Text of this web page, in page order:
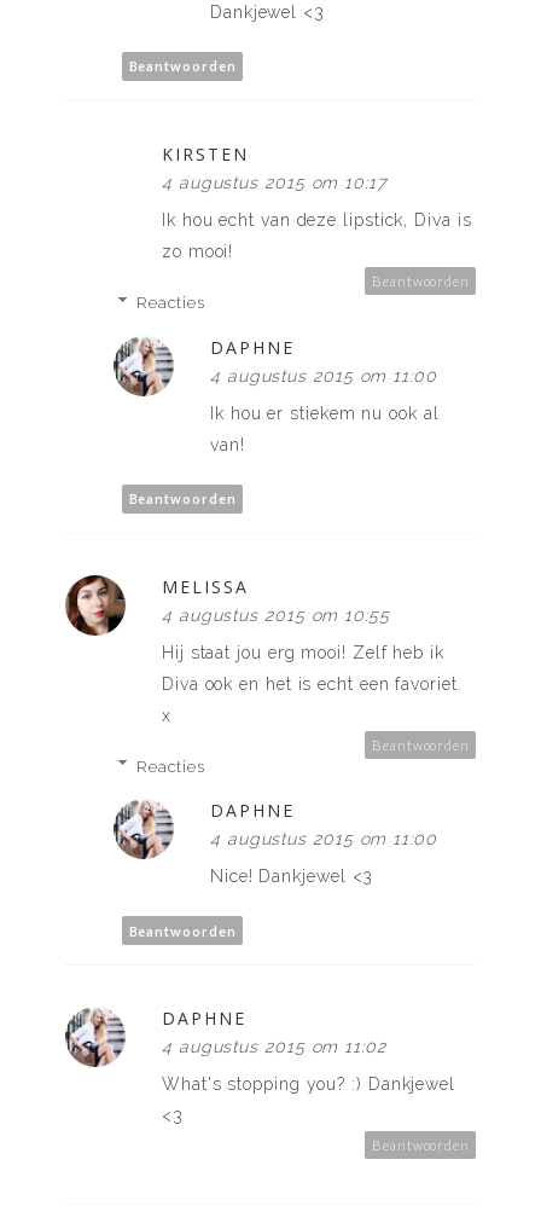
Dankjewel <3
Beantwoorden
KIRSTEN
4 augustus 2015 om 10:17
Ik hou echt van deze lipstick, Diva is
zo mooi!
Beantwoorden
Reacties
DAPHNE
4 augustus 2015 om 11:00
Ik hou er stiekem nu ook al
van!
Beantwoorden
MELISSA
4 augustus 2015 om 10:55
Hij staat jou erg mooi! Zelf heb ik
Diva ook en het is echt een favoriet.
x
Beantwoorden
Reacties
DAPHNE
4 augustus 2015 om 11:00
Nice! Dankjewel <3
Beantwoorden
DAPHNE
4 augustus 2015 om 11:02
What's stopping you? :) Dankjewel
<3
Beantwoorden